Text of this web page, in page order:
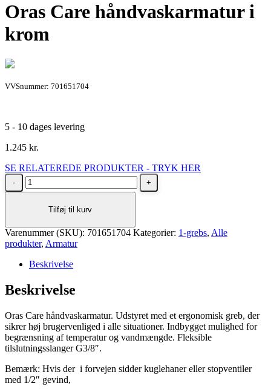
Oras Care håndvaskarmatur i
krom
VVSnummer: 701651704
5 - 10 dages levering
1.245 kr.
SE RELATEREDE PRODUKTER - TRYK HER
Oras
Care
antal
Tilføj til kurv
Varenummer (SKU): 701651704 Kategorier: 1-grebs, Alle
produkter, Armatur
Beskrivelse
Beskrivelse
Oras Care håndvaskarmatur. Udstyret med et ergonomisk greb, der
sikrer høj brugervenliged i alle situationer. Indbygget mulighed for
begrænsning af temperatur og vandmængde. Fleksible
tilslutningsslanger G3/8″.
Bemærk: Hvis der i forvejen sidder kuglehaner eller stopventiler
med 1/2″ gevind,